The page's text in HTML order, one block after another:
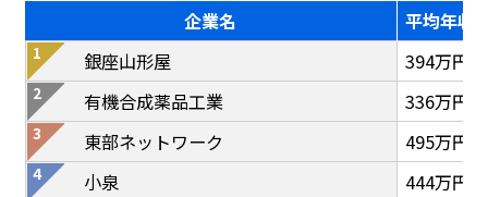
企業名
平均年収
銀座山形屋
394万円
有機合成薬品工業
336万円
東部ネットワーク
495万円
小泉
444万円